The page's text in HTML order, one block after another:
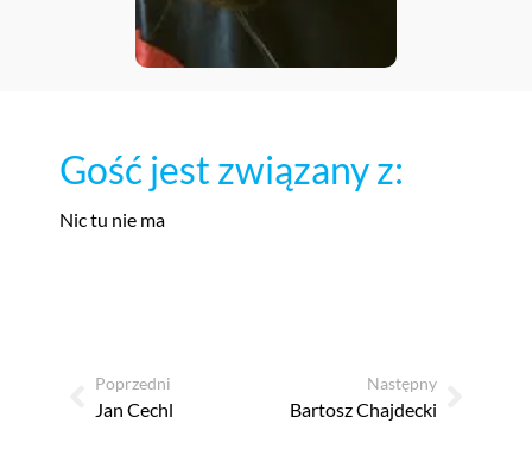
Gość jest związany z:
Nic tu nie ma
Poprzedni
Jan Cechl
Następny
Bartosz Chajdecki